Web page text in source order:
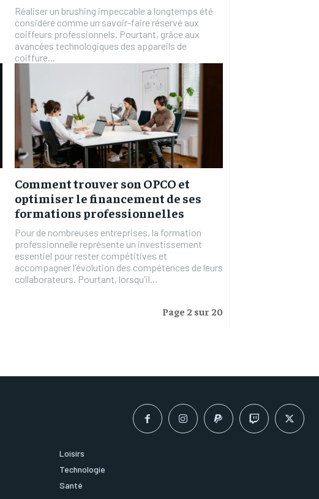
Réaliser un brushing impeccable a longtemps été
considéré comme un savoir-faire réservé aux
coiffeurs professionnels. Pourtant, grâce aux
avancées technologiques des appareils de
coiffure...
Comment trouver son OPCO et
optimiser le financement de ses
formations professionnelles
Pour de nombreuses entreprises, la formation
professionnelle représente un investissement
essentiel pour rester compétitives et
accompagner l'évolution des compétences de leurs
collaborateurs. Pourtant, lorsqu'il...
Page 2 sur 20
Loisirs
Technologie
Santé